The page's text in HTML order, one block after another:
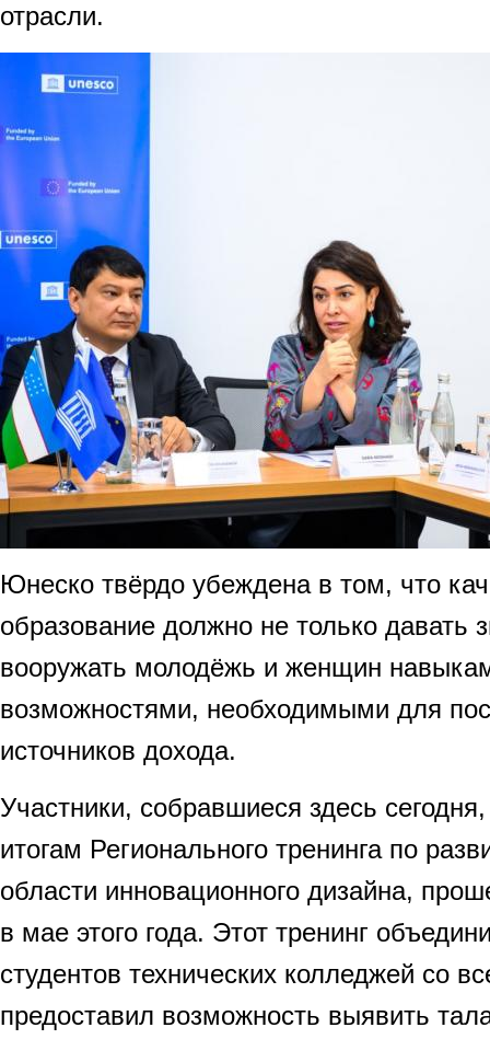
отрасли.
Юнеско твёрдо убеждена в том, что
образование должно не только давать
вооружать молодёжь и женщин
возможностями, необходимыми для
источников дохода.
Участники, собравшиеся здесь
итогам Регионального тренинга по
области инновационного дизайна,
в мае этого года. Этот тренинг
студентов технических колледжей со
предоставил возможность выявить